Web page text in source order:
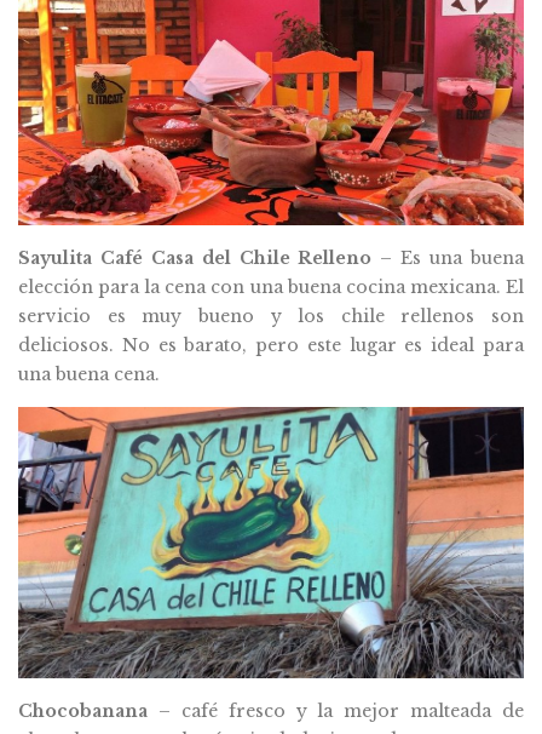
Sayulita Café Casa del Chile Relleno – Es una buena
elección para la cena con una buena cocina mexicana. El
servicio es muy bueno y los chile rellenos son
deliciosos. No es barato, pero este lugar es ideal para
una buena cena.
Chocobanana – café fresco y la mejor malteada de